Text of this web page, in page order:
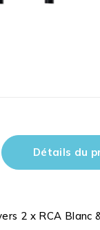
Détails du
2 x RCA Blanc